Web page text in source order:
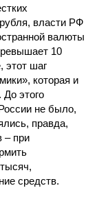
власти РФ
валюты
10
этот шаг
которая и
До этого
не было,
правда,
– при
средств.